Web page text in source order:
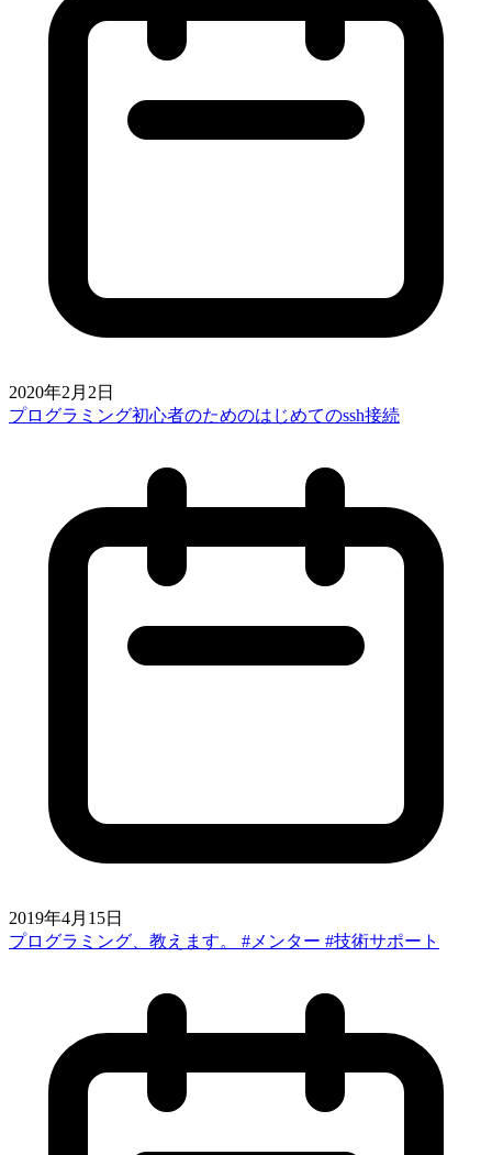
2020年2月2日
プログラミング初心者のためのはじめてのssh接続
2019年4月15日
プログラミング、教えます。 #メンター #技術サポート